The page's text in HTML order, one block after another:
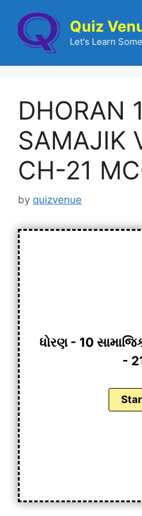
Quiz
Let's Learn
DHORAN
SAMAJIK
CH-21
by quizvenue
ધોરણ - 10
-